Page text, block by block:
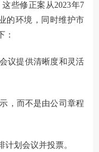
些修正案从2023年7
的环境，同时维护市
：
议提供清晰度和灵活
，而不是由公司章程
划会议并投票。